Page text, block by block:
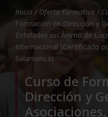
Inicio / Oferta Formativa /
Formación de Dirección y
Entidades sin Ánimo de
Internacional (Certificado
Salamanca)
Curso de
Dirección y